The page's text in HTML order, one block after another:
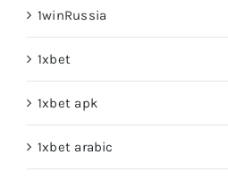
1winRussia
1xbet
1xbet apk
1xbet arabic